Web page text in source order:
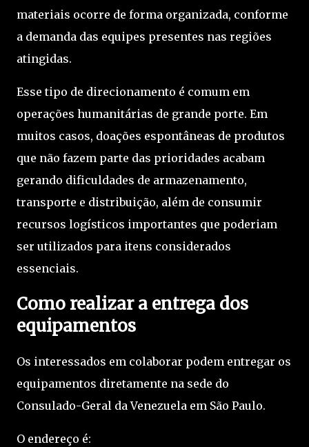
materiais ocorre de forma organizada, conforme
a demanda das equipes presentes nas regiões
atingidas.
Esse tipo de direcionamento é comum em
operações humanitárias de grande porte. Em
muitos casos, doações espontâneas de produtos
que não fazem parte das prioridades acabam
gerando dificuldades de armazenamento,
transporte e distribuição, além de consumir
recursos logísticos importantes que poderiam
ser utilizados para itens considerados
essenciais.
Como realizar a entrega dos
equipamentos
Os interessados em colaborar podem entregar os
equipamentos diretamente na sede do
Consulado-Geral da Venezuela em São Paulo.
O endereço é: